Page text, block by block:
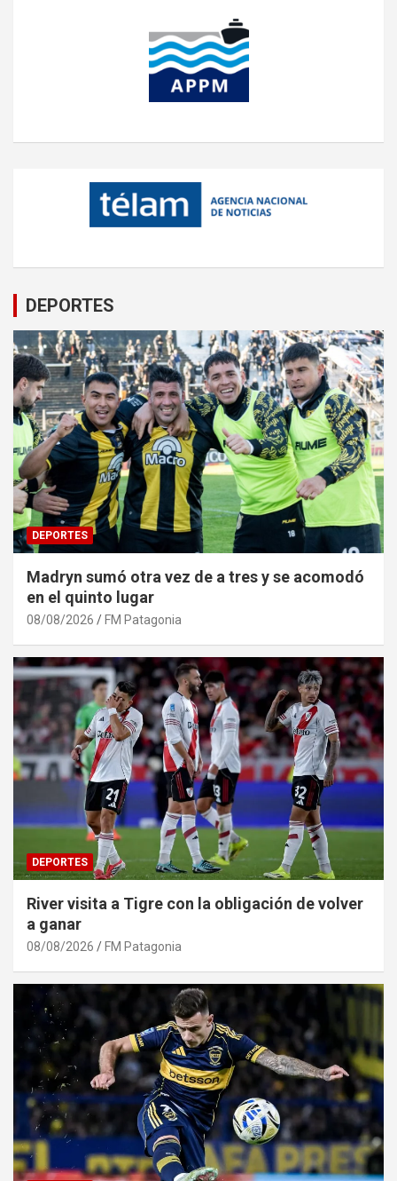
DEPORTES
DEPORTES
Madryn sumó otra vez de a tres y se acomodó
en el quinto lugar
08/08/2026 FM Patagonia
DEPORTES
River visita a Tigre con la obligación de volver
a ganar
08/08/2026 FM Patagonia